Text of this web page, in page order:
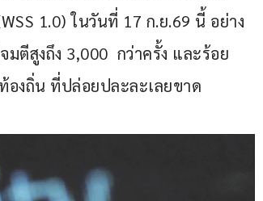
1.0) ในวันที่ 17 ก.ย.69 นี้ อย่าง
สูงถึง 3,000  กว่าครั้ง และร้อย
องถิ่น ที่ปล่อยปละละเลยขาด